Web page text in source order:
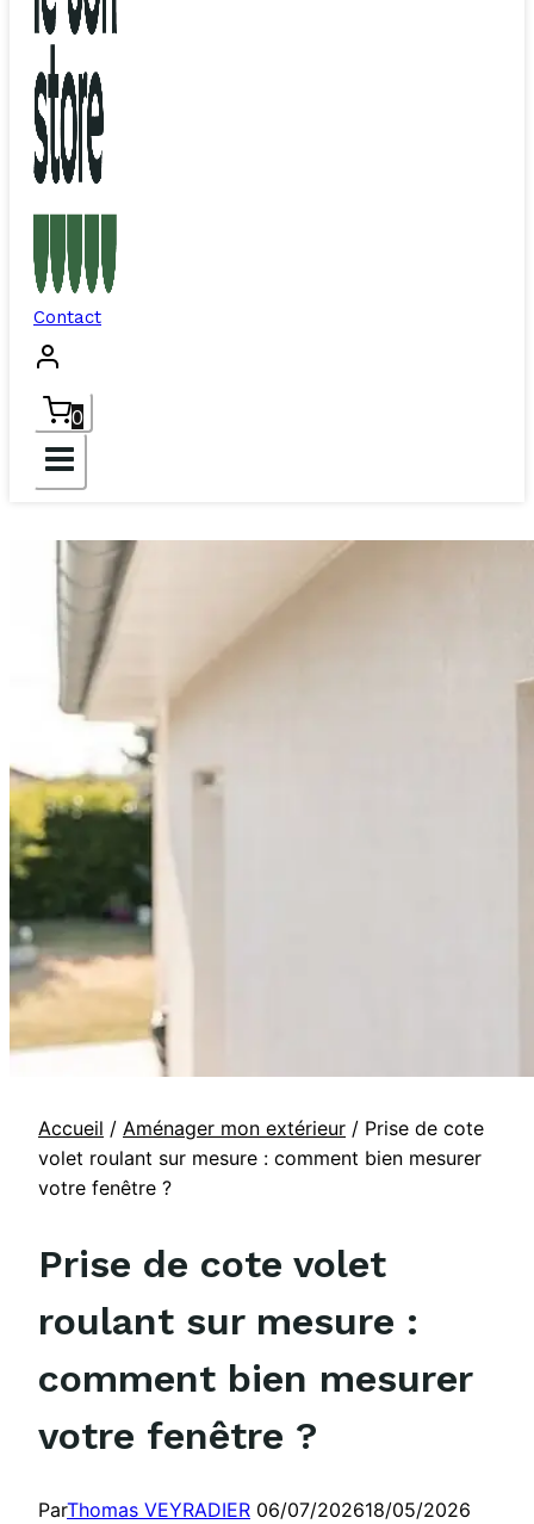
Contact
0
Accueil / Aménager mon extérieur / Prise de cote
volet roulant sur mesure : comment bien mesurer
votre fenêtre ?
Prise de cote volet
roulant sur mesure :
comment bien mesurer
votre fenêtre ?
ParThomas VEYRADIER 06/07/202618/05/2026